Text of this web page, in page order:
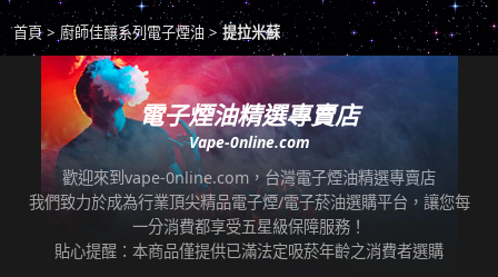
*提示2：至便利店付款並取貨者，請確認您提
交訂單時的暱稱與包裹是否一致，順利付款後
即可取貨。
*提示3：使用超商到店未取貨者，或會影響
「超商取貨信用」而導致無法再次使用超商取
貨服務，請顧客及時前往取貨。
任何運輸配送方式皆有發生延誤之可能，我們
保證訂單成立後會在24小時內出貨，但無法保
證物流配送零機率延遲。
商品若有任何瑕疵問題，請拍照/錄影並聯絡本
站客服，以利於退/換貨保固處理。
七天鑑賞期內有任何非人為問題，可免費退/換
貨。超過七天鑑賞期後若要退/換全新未拆封非
瑕疵商品，將收取總金額的20%服務費，並需
自行承擔來回運費。
本站所有商品在運送途中均有可能因為壓力改
變而造成滲漏問題，如發現滲漏，請拍照/錄影
並聯絡客服進行免費退換。有其他疑慮請聯絡
客服。
首頁 廚師佳釀系列電子煙油 提拉米蘇
電子煙油精選專賣店
Vape-0nline.com
歡迎來到vape-0nline.com，台灣電子煙油精選專賣店
我們致力於成為行業頂尖精品電子煙/電子菸油選購平台，讓您每
一分消費都享受五星級保障服務！
貼心提醒：本商品僅提供已滿法定吸菸年齡之消費者選購